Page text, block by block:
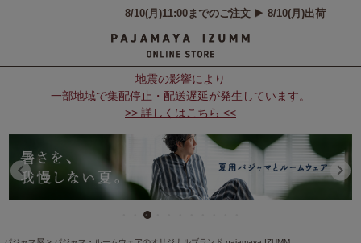
地震の影響により
一部地域で集配停止・配送遅延が発生しています。
>> 詳しくはこちら <<